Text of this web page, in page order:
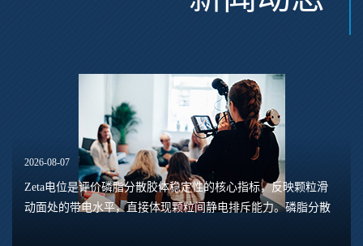
2026-08-07
Zeta电位是评价磷脂分散胶体稳定性的核心指标，反映颗粒滑
动面处的带电水平，直接体现颗粒间静电排斥能力。磷脂分散